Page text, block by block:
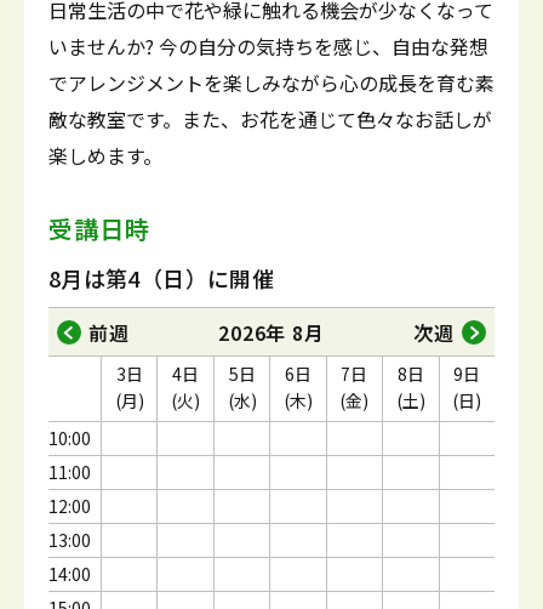
日常生活の中で花や緑に触れる機会が少なくなって
いませんか? 今の自分の気持ちを感じ、自由な発想
でアレンジメントを楽しみながら心の成長を育む素
敵な教室です。また、お花を通じて色々なお話しが
楽しめます。
受講日時
8月は第4（日）に開催
前週 2026年 8月 次週
10:00
11:00
12:00
13:00
14:00
3日
(月)
4日
(火)
5日
(水)
6日
(木)
7日
(金)
8日
(土)
9日
(日)